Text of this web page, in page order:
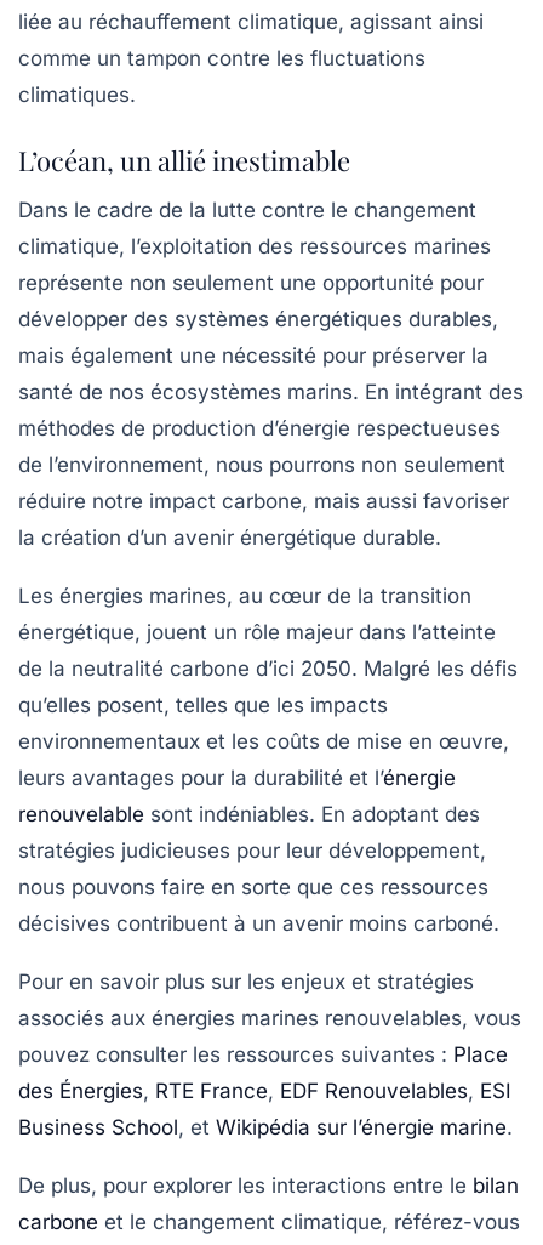
liée au réchauffement climatique, agissant ainsi
comme un tampon contre les fluctuations
climatiques.
L’océan, un allié inestimable
Dans le cadre de la lutte contre le changement
climatique, l’exploitation des ressources marines
représente non seulement une opportunité pour
développer des systèmes énergétiques durables,
mais également une nécessité pour préserver la
santé de nos écosystèmes marins. En intégrant des
méthodes de production d’énergie respectueuses
de l’environnement, nous pourrons non seulement
réduire notre impact carbone, mais aussi favoriser
la création d’un avenir énergétique durable.
Les énergies marines, au cœur de la transition
énergétique, jouent un rôle majeur dans l’atteinte
de la neutralité carbone d’ici 2050. Malgré les défis
qu’elles posent, telles que les impacts
environnementaux et les coûts de mise en œuvre,
leurs avantages pour la durabilité et l’énergie
renouvelable sont indéniables. En adoptant des
stratégies judicieuses pour leur développement,
nous pouvons faire en sorte que ces ressources
décisives contribuent à un avenir moins carboné.
Pour en savoir plus sur les enjeux et stratégies
associés aux énergies marines renouvelables, vous
pouvez consulter les ressources suivantes : Place
des Énergies, RTE France, EDF Renouvelables, ESI
Business School, et Wikipédia sur l’énergie marine.
De plus, pour explorer les interactions entre le bilan
carbone et le changement climatique, référez-vous